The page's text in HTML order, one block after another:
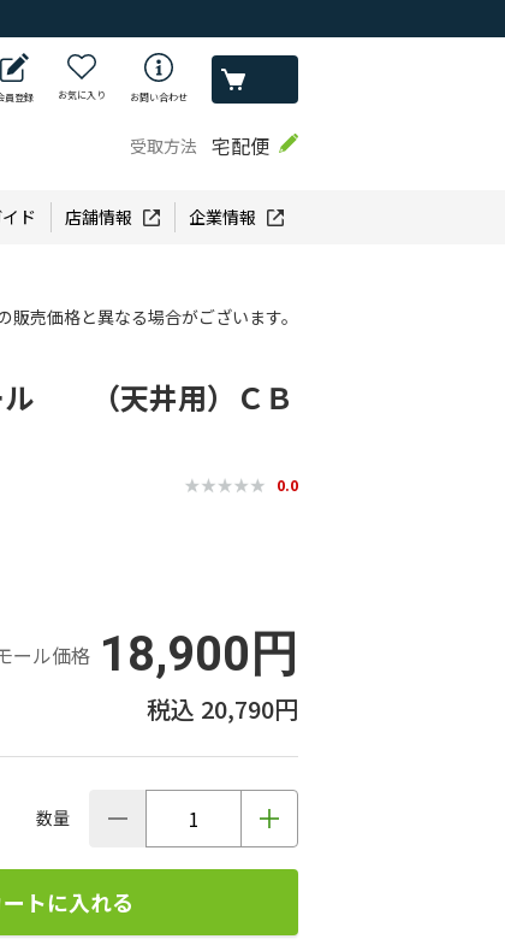
員登録 お気に入り お問い合わせ
受取方法 宅配便
ド 店舗情報 企業情報
売価格と異なる場合がございます。
ル （天井用）ＣＢ
0.0
ール価格 18,900円
20,790円
数量
トに入れる